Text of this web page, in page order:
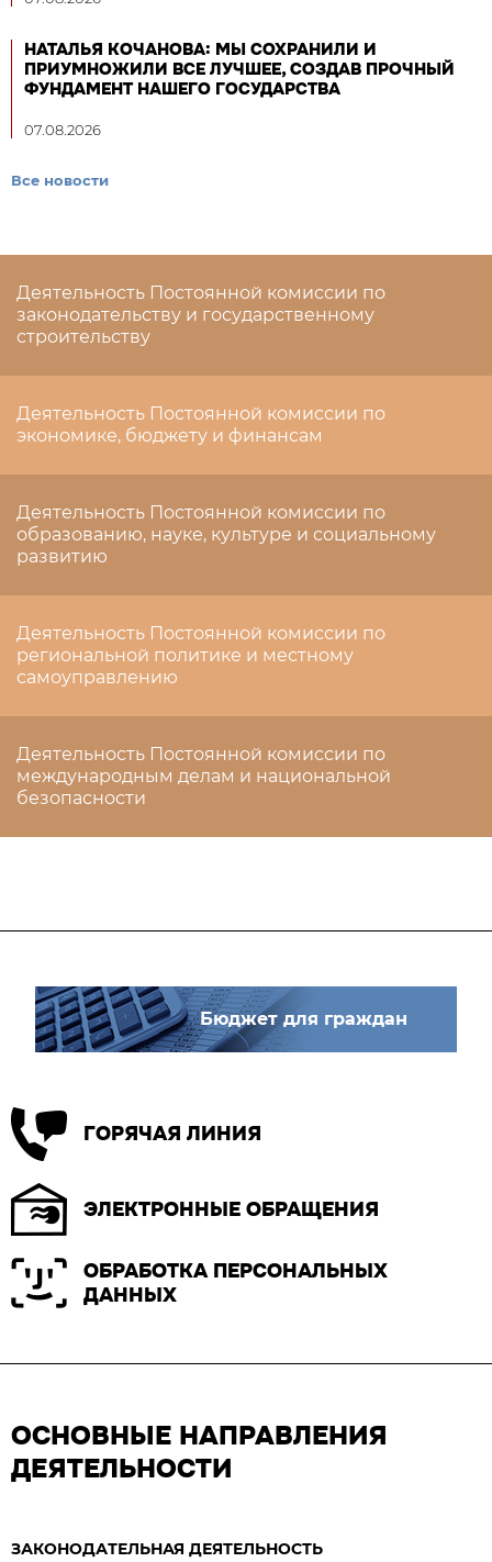
НАТАЛЬЯ КОЧАНОВА: МЫ СОХРАНИЛИ И
ПРИУМНОЖИЛИ ВСЕ ЛУЧШЕЕ, СОЗДАВ ПРОЧНЫЙ
ФУНДАМЕНТ НАШЕГО ГОСУДАРСТВА
07.08.2026
Все новости
Деятельность Постоянной комиссии по
законодательству и государственному
строительству
Деятельность Постоянной комиссии по
экономике, бюджету и финансам
Деятельность Постоянной комиссии по
образованию, науке, культуре и социальному
развитию
Деятельность Постоянной комиссии по
региональной политике и местному
самоуправлению
Деятельность Постоянной комиссии по
международным делам и национальной
безопасности
Бюджет для граждан
ГОРЯЧАЯ ЛИНИЯ
ЭЛЕКТРОННЫЕ ОБРАЩЕНИЯ
ОБРАБОТКА ПЕРСОНАЛЬНЫХ
ДАННЫХ
ОСНОВНЫЕ НАПРАВЛЕНИЯ
ДЕЯТЕЛЬНОСТИ
ЗАКОНОДАТЕЛЬНАЯ ДЕЯТЕЛЬНОСТЬ